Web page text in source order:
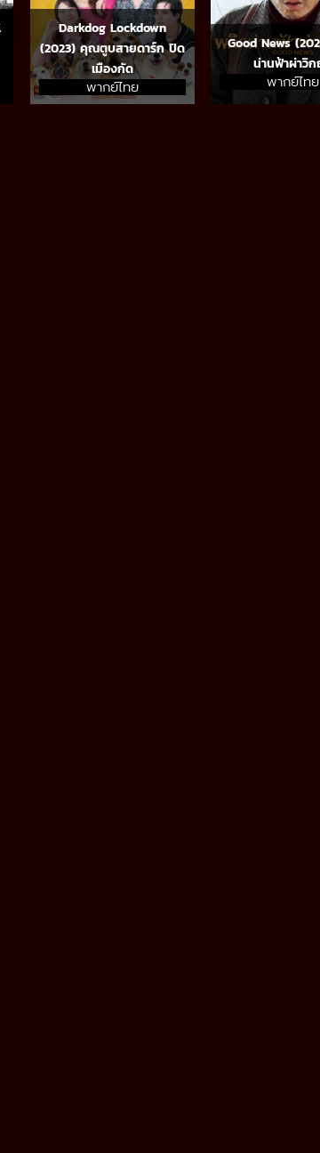
Darkdog Lockdown
(2023) คุณตูบสายดาร์ก ปิด
เมืองกัด
พากย์ไทย
Good News
น่านฟ้าผ่าวิ
พากย์ไทย